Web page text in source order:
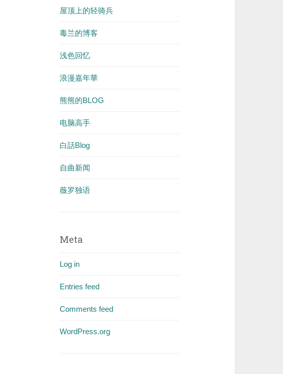
屋顶上的轻骑兵
毒兰的博客
浅色回忆
浪漫嘉年華
熊熊的BLOG
电脑高手
白話Blog
自曲新闻
薇罗独语
Meta
Log in
Entries feed
Comments feed
WordPress.org